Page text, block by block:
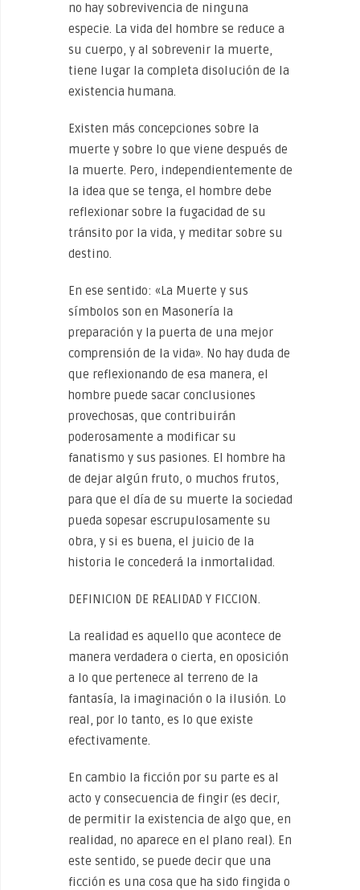
no hay sobrevivencia de ninguna
especie. La vida del hombre se reduce a
su cuerpo, y al sobrevenir la muerte,
tiene lugar la completa disolución de la
existencia humana.
Existen más concepciones sobre la
muerte y sobre lo que viene después de
la muerte. Pero, independientemente de
la idea que se tenga, el hombre debe
reflexionar sobre la fugacidad de su
tránsito por la vida, y meditar sobre su
destino.
En ese sentido: «La Muerte y sus
símbolos son en Masonería la
preparación y la puerta de una mejor
comprensión de la vida». No hay duda de
que reflexionando de esa manera, el
hombre puede sacar conclusiones
provechosas, que contribuirán
poderosamente a modificar su
fanatismo y sus pasiones. El hombre ha
de dejar algún fruto, o muchos frutos,
para que el día de su muerte la sociedad
pueda sopesar escrupulosamente su
obra, y si es buena, el juicio de la
historia le concederá la inmortalidad.
DEFINICION DE REALIDAD Y FICCION.
La realidad es aquello que acontece de
manera verdadera o cierta, en oposición
a lo que pertenece al terreno de la
fantasía, la imaginación o la ilusión. Lo
real, por lo tanto, es lo que existe
efectivamente.
En cambio la ficción por su parte es al
acto y consecuencia de fingir (es decir,
de permitir la existencia de algo que, en
realidad, no aparece en el plano real). En
este sentido, se puede decir que una
ficción es una cosa que ha sido fingida o